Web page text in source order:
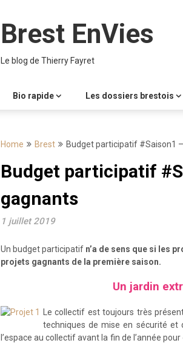
Brest EnVies
Le blog de Thierry Fayret
Bio rapide Les dossiers brestois
Home Brest Budget participatif #Saison1
Budget participatif
gagnants
1 juillet 2019
Un budget participatif n’a de sens que si les
projets gagnants de la première saison.
Un jardin
Le collectif est toujours très
techniques de mise en sécurité et
l’espace au collectif avant la fin de l’année